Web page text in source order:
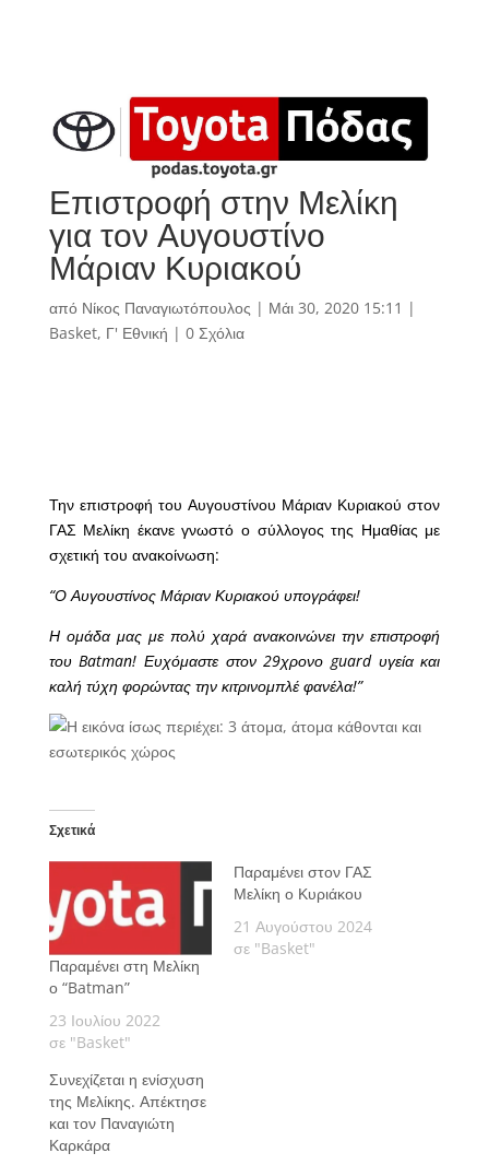
Επιστροφή στην Μελίκη
για τον Αυγουστίνο
Μάριαν Κυριακού
από Νίκος Παναγιωτόπουλος | Μάι 30, 2020 15:11 |
Basket, Γ' Εθνική | 0 Σχόλια
Την επιστροφή του Αυγουστίνου Μάριαν Κυριακού στον
ΓΑΣ Μελίκη έκανε γνωστό ο σύλλογος της Ημαθίας με
σχετική του ανακοίνωση:
“Ο Αυγουστίνος Μάριαν Κυριακού υπογράφει!
Η ομάδα μας με πολύ χαρά ανακοινώνει την επιστροφή
του Batman! Ευχόμαστε στον 29χρονο guard υγεία και
καλή τύχη φορώντας την κιτρινομπλέ φανέλα!”
Σχετικά
Παραμένει στη Μελίκη
ο “Batman”
23 Ιουλίου 2022
σε "Basket"
Παραμένει στον ΓΑΣ
Μελίκη ο Κυριάκου
21 Αυγούστου 2024
σε "Basket"
Συνεχίζεται η ενίσχυση
της Μελίκης. Απέκτησε
και τον Παναγιώτη
Καρκάρα